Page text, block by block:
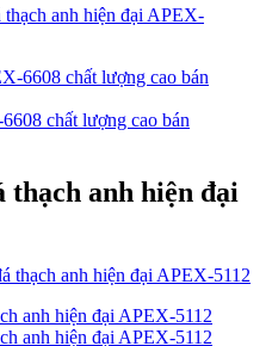
thạch anh hiện đại APEX-
chất lượng cao bán
thạch anh hiện đại